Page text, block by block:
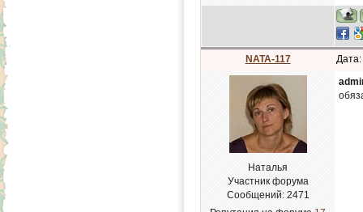
NATA-117
Наталья
Участник форума
Сообщений: 2471